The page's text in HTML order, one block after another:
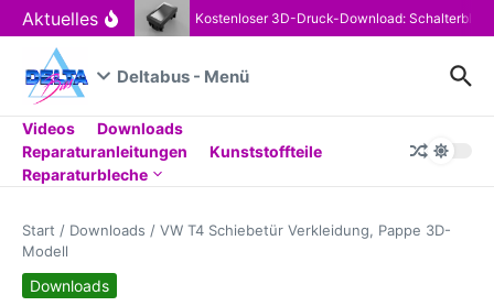
Zum Inhalt springen
Aktuelles Kostenloser 3D-Druck-Download:
Deltabus - Menü
Videos
Downloads
Reparaturanleitungen
Kunststoffteile
Reparaturbleche
Start / Downloads / VW T4 Schiebetür Verkleidung, Pappe 3D-
Modell
Downloads